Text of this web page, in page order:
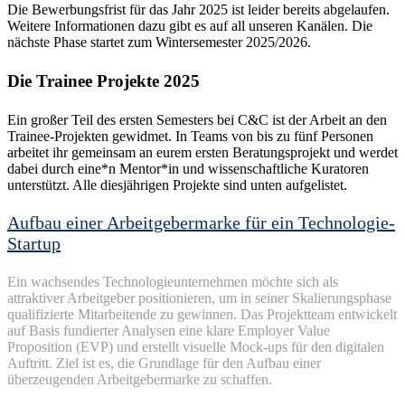
Die Bewerbungsfrist für das Jahr 2025 ist leider bereits abgelaufen.
Weitere Informationen dazu gibt es auf all unseren Kanälen. Die
nächste Phase startet zum Wintersemester 2025/2026.
Die Trainee Projekte 2025
Ein großer Teil des ersten Semesters bei C&C ist der Arbeit an den
Trainee-Projekten gewidmet. In Teams von bis zu fünf Personen
arbeitet ihr gemeinsam an eurem ersten Beratungsprojekt und werdet
dabei durch eine*n Mentor*in und wissenschaftliche Kuratoren
unterstützt. Alle diesjährigen Projekte sind unten aufgelistet.
Aufbau einer Arbeitgebermarke für ein Technologie-
Startup
Ein wachsendes Technologieunternehmen möchte sich als
attraktiver Arbeitgeber positionieren, um in seiner Skalierungsphase
qualifizierte Mitarbeitende zu gewinnen. Das Projektteam entwickelt
auf Basis fundierter Analysen eine klare Employer Value
Proposition (EVP) und erstellt visuelle Mock-ups für den digitalen
Auftritt. Ziel ist es, die Grundlage für den Aufbau einer
überzeugenden Arbeitgebermarke zu schaffen.